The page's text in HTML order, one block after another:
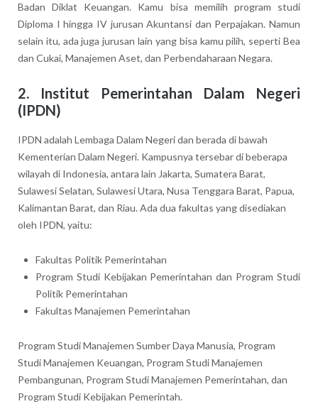
Badan Diklat Keuangan. Kamu bisa memilih program studi
Diploma I hingga IV jurusan Akuntansi dan Perpajakan. Namun
selain itu, ada juga jurusan lain yang bisa kamu pilih, seperti Bea
dan Cukai, Manajemen Aset, dan Perbendaharaan Negara.
2. Institut Pemerintahan Dalam Negeri
(IPDN)
IPDN adalah Lembaga Dalam Negeri dan berada di bawah
Kementerian Dalam Negeri. Kampusnya tersebar di beberapa
wilayah di Indonesia, antara lain Jakarta, Sumatera Barat,
Sulawesi Selatan, Sulawesi Utara, Nusa Tenggara Barat, Papua,
Kalimantan Barat, dan Riau. Ada dua fakultas yang disediakan
oleh IPDN, yaitu:
Fakultas Politik Pemerintahan
Program Studi Kebijakan Pemerintahan dan Program Studi
Politik Pemerintahan
Fakultas Manajemen Pemerintahan
Program Studi Manajemen Sumber Daya Manusia, Program
Studi Manajemen Keuangan, Program Studi Manajemen
Pembangunan, Program Studi Manajemen Pemerintahan, dan
Program Studi Kebijakan Pemerintah.